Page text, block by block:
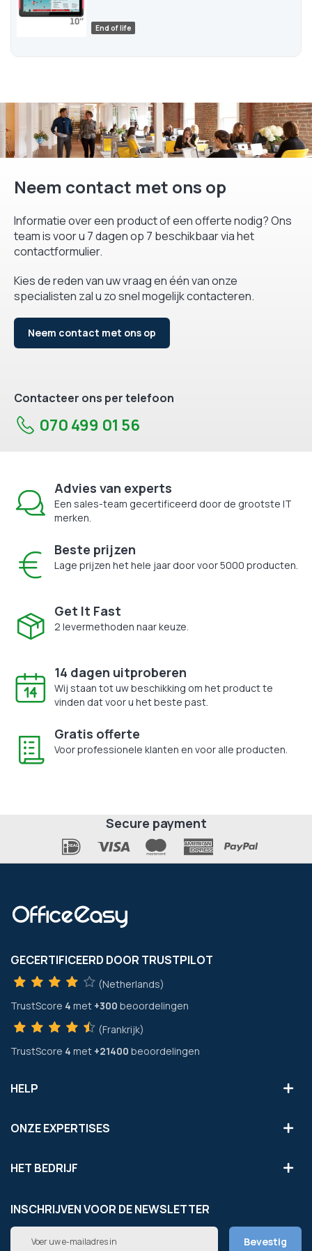
Media2Screen biedt ook
probleemoplossing, training, serveronderhoud op afstand en
grafisch ontwerp. End of life
Neem contact met ons op
Informatie over een product of een offerte nodig? Ons
team is voor u 7 dagen op 7 beschikbaar via het
contactformulier.
Kies de reden van uw vraag en één van onze
specialisten zal u zo snel mogelijk contacteren.
Neem contact met ons op
Contacteer ons per telefoon
070 499 01 56
Advies van experts
Een sales-team gecertificeerd door de grootste IT
merken.
Beste prijzen
Lage prijzen het hele jaar door voor 5000 producten.
Get It Fast
2 levermethoden naar keuze.
14 dagen uitproberen
Wij staan tot uw beschikking om het product te
vinden dat voor u het beste past.
Gratis offerte
Voor professionele klanten en voor alle producten.
Secure payment
GECERTIFICEERD DOOR TRUSTPILOT
(Netherlands)
TrustScore 4 met +300 beoordelingen
(Frankrijk)
TrustScore 4 met +21400 beoordelingen
HELP
ONZE EXPERTISES
HET BEDRIJF
INSCHRIJVEN VOOR DE NEWSLETTER
Abonneer
Bevestig